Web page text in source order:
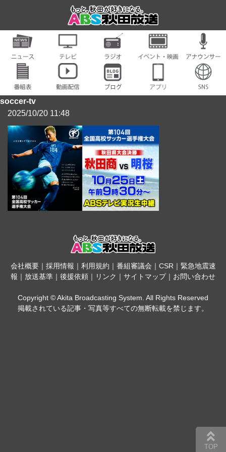
soccer-tv
2025/10/20 11:48
会社概要｜ 採用情報 ｜ 利用規約 ｜ 番組審議会 ｜ CSR｜ 緊急地震速
報 ｜ 放送基準 ｜ 後援依頼 ｜ リンク ｜ サイトマップ｜ お問い合わせ
Copyright © Akita Broadcasting System. All Rights Reserved
掲載されている記事・写真等すべての無断転載を禁じます。